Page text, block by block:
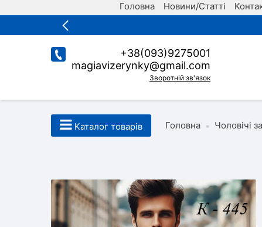
Головна Новини/Статті
+38(093)9275001
magiavizerynky@gmail.com
Зворотній зв'язок
Каталог товарів Головна • Чоловічі